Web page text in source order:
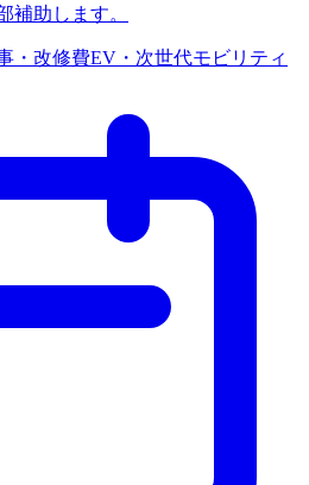
補助します。
・改修費EV・次世代モビリティ